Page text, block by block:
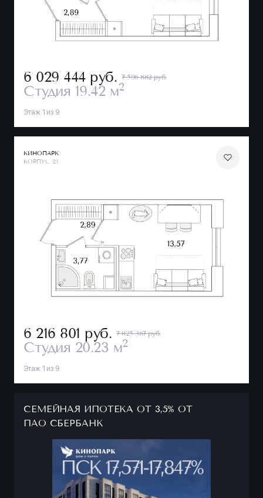
6 029 444 руб. 7 596 882 руб.
Студия 19.42 м2
Этаж 1 из 9
КИНОПАРК
КОРПУС 2.1
6 216 801 руб. 7 825 367 руб.
Студия 20.23 м2
Этаж 1 из 9
СЕМЕЙНАЯ ИПОТЕКА ОТ 3,5% ОТ
ПАО СБЕРБАНК